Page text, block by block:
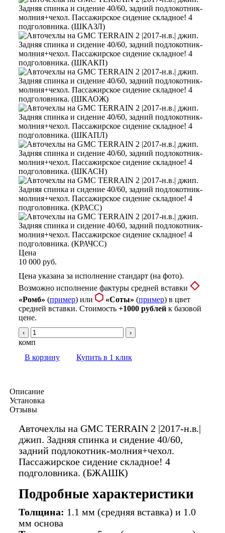
Цена
10 000 руб.
Цена указана за исполнение стандарт (на фото).
Возможно исполнение фактуры средней вставки
«Ромб» (пример) или «Соты» (пример) в цвет
средней вставки. Стоимость +1000 рублейк базовой
цене.
‹ ›
комп
В корзину
Купить в 1 клик
Описание
Установка
Отзывы
Авточехлы на GMC TERRAIN 2 |2017-н.в.|
джип. Задняя спинка и сидение 40/60,
задний подлокотник-молния+чехол.
Пассажирское сидение складное! 4
подголовника. (БЖАШК)
Подробные характеристики
Толщина: 1.1 мм (средняя вставка) и 1.0
мм основа